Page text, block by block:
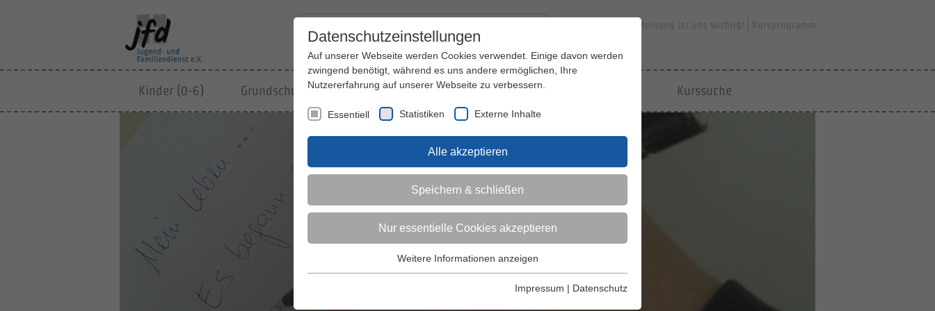
Ihre Meinung ist uns wichtig! Kursprogramm
Kinder (0-6) Grundschulkinder Jugendliche Erwachsene Kurssuche
Datenschutzeinstellungen
Auf unserer Webseite werden Cookies verwendet. Einige davon werden
zwingend benötigt, während es uns andere ermöglichen, Ihre
Nutzererfahrung auf unserer Webseite zu verbessern.
Essentiell Statistiken Externe Inhalte
Alle akzeptieren
Speichern & schließen
Nur essentielle Cookies akzeptieren
Essentielle Cookies werden für grundlegende Funktionen der
Weitere Informationen anzeigen
Impressum | Datenschutz